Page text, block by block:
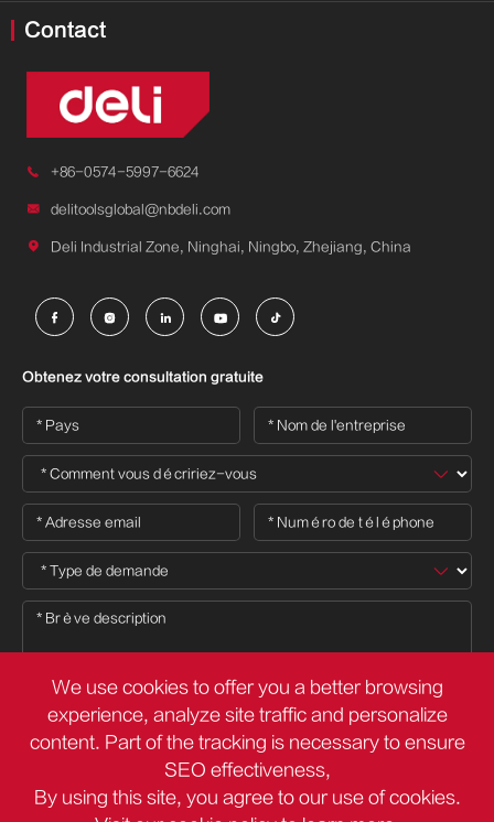
Contact
 +86-0574-5997-6624
 delitoolsglobal@nbdeli.com
 Deli Industrial Zone, Ninghai, Ningbo, Zhejiang, China
    
Obtenez votre consultation gratuite
We use cookies to offer you a better browsing
experience, analyze site traffic and personalize
content. Part of the tracking is necessary to ensure
SEO effectiveness,
By using this site, you agree to our use of cookies.